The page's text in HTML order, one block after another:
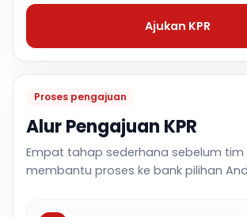
Proses pengajuan
Alur Pengajuan KPR
Empat tahap sederhana sebelum tim
membantu proses ke bank pilihan
Ajukan KPR